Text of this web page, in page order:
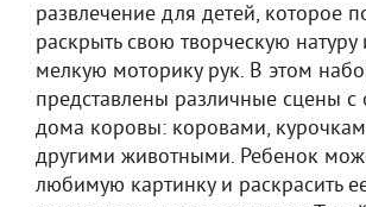
развлечение для детей, которое
раскрыть свою творческую натуру
мелкую моторику рук. В этом
представлены различные сцены с
дома коровы: коровами,
другими животными. Ребенок
любимую картинку и раскрасить